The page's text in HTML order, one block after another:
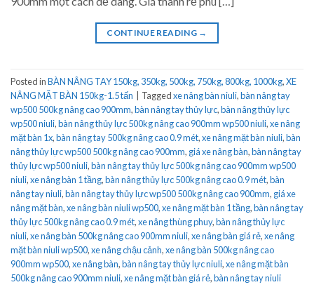
CONTINUE READING →
Posted inBÀN NÂNG TAY 150kg, 350kg, 500kg, 750kg, 800kg, 1000kg,XE
NÂNG MẶT BÀN 150kg-1.5 tấn
Taggedxe nâng bàn niuli,bàn nâng tay
wp500 500kg nâng cao 900mm,bàn nâng tay thủy lực,bàn nâng thủy lực
wp500 niuli,bàn nâng thủy lực 500kg nâng cao 900mm wp500 niuli,xe nâng
mặt bàn 1x,bàn nâng tay 500kg nâng cao 0.9 mét,xe nâng mặt bàn niuli,bàn
nâng thủy lực wp500 500kg nâng cao 900mm, giá xe nâng bàn,bàn nâng tay
thủy lực wp500 niuli,bàn nâng tay thủy lực 500kg nâng cao 900mm wp500
niuli,xe nâng bàn 1 tầng,bàn nâng thủy lực 500kg nâng cao 0.9 mét,bàn
nâng tay niuli,bàn nâng tay thủy lực wp500 500kg nâng cao 900mm, giá xe
nâng mặt bàn,xe nâng bàn niuli wp500,xe nâng mặt bàn 1 tầng,bàn nâng tay
thủy lực 500kg nâng cao 0.9 mét,xe nâng thùng phuy,bàn nâng thủy lực
niuli,xe nâng bàn 500kg nâng cao 900mm niuli,xe nâng bàn giá rẻ,xe nâng
mặt bàn niuli wp500,xe nâng chậu cảnh,xe nâng bàn 500kg nâng cao
900mm wp500,xe nâng bàn,bàn nâng tay thủy lực niuli,xe nâng mặt bàn
500kg nâng cao 900mm niuli,xe nâng mặt bàn giá rẻ,bàn nâng tay niuli